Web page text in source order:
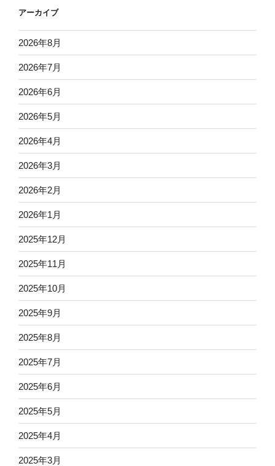
アーカイブ
2026年8月
2026年7月
2026年6月
2026年5月
2026年4月
2026年3月
2026年2月
2026年1月
2025年12月
2025年11月
2025年10月
2025年9月
2025年8月
2025年7月
2025年6月
2025年5月
2025年4月
2025年3月